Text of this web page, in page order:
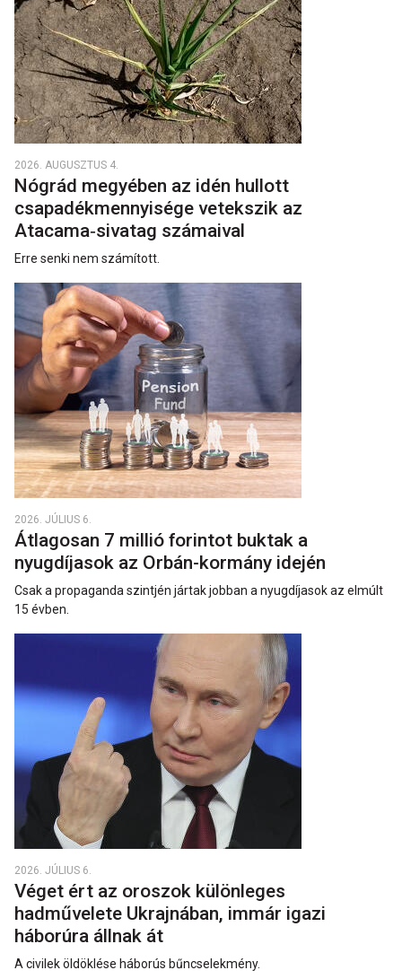
2026. AUGUSZTUS 4.
Nógrád megyében az idén hullott
csapadékmennyisége vetekszik az
Atacama‑sivatag számaival
Erre senki nem számított.
2026. JÚLIUS 6.
Átlagosan 7 millió forintot buktak a
nyugdíjasok az Orbán-kormány idején
Csak a propaganda szintjén jártak jobban a nyugdíjasok az elmúlt
15 évben.
2026. JÚLIUS 6.
Véget ért az oroszok különleges
hadművelete Ukrajnában, immár igazi
háborúra állnak át
A civilek öldöklése háborús bűncselekmény.